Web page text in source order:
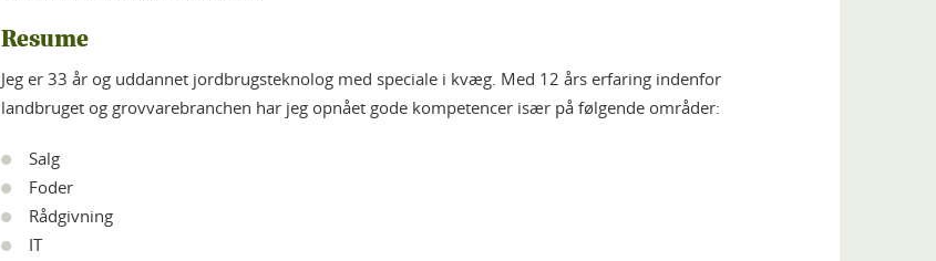
Resume
Jeg er 33 år og uddannet jordbrugsteknolog med speciale i kvæg. Med 12 års erfaring indenfor
landbruget og grovvarebranchen har jeg opnået gode kompetencer især på følgende områder:
Salg
Foder
Rådgivning
IT